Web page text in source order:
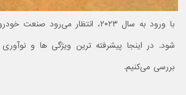
با ورود به سال ۲۰۲۳، انتظار می‌رود
شود. در اینجا پیشرفته ترین ویژگی ها و
بررسی می‌کنیم.